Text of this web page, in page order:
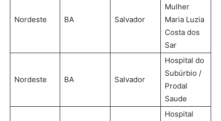
Nordeste BA Salvador
Mulher
Maria Luzia
Costa dos
Sar
Nordeste BA Salvador
Hospital do
Subúrbio /
Prodal
Saude
Hospital